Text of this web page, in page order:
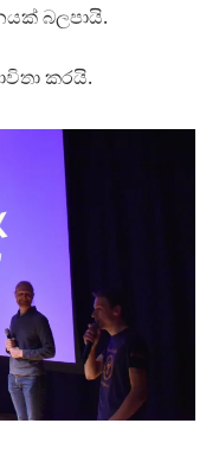
බලපායි.
කරයි.